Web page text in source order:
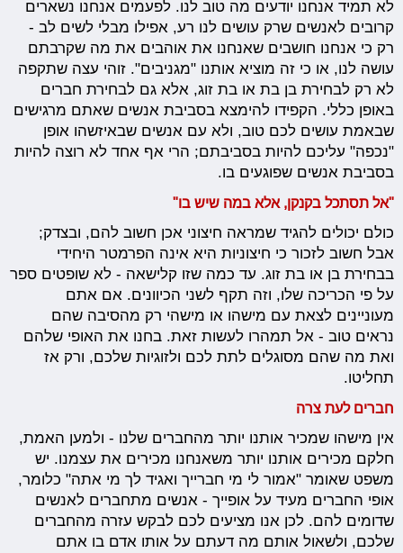
לא תמיד אנחנו יודעים מה טוב לנו. לפעמים אנחנו נשארים
קרובים לאנשים שרק עושים לנו רע, אפילו מבלי לשים לב -
רק כי אנחנו חושבים שאנחנו את אוהבים את מה שקרבתם
עושה לנו, או כי זה מוציא אותנו "מגניבים". זוהי עצה שתקפה
לא רק לבחירת בן בת או בת זוג, אלא גם לבחירת חברים
באופן כללי. הקפידו להימצא בסביבת אנשים שאתם מרגישים
שבאמת עושים לכם טוב, ולא עם אנשים שבאיזשהו אופן
"נכפה" עליכם להיות בסביבתם; הרי אף אחד לא רוצה להיות
בסביבת אנשים שפוגעים בו.
"אל תסתכל בקנקן, אלא במה שיש בו"
כולם יכולים להגיד שמראה חיצוני אכן חשוב להם, ובצדק;
אבל חשוב לזכור כי חיצוניות היא אינה הפרמטר היחידי
בבחירת בן או בת זוג. עד כמה שזו קלישאה - לא שופטים ספר
על פי הכריכה שלו, וזה תקף לשני הכיוונים. אם אתם
מעוניינים לצאת עם מישהו או מישהי רק מהסיבה שהם
נראים טוב - אל תמהרו לעשות זאת. בחנו את האופי שלהם
ואת מה שהם מסוגלים לתת לכם ולזוגיות שלכם, ורק אז
תחליטו.
חברים לעת צרה
אין מישהו שמכיר אותנו יותר מהחברים שלנו - ולמען האמת,
חלקם מכירים אותנו יותר משאנחנו מכירים את עצמנו. יש
משפט שאומר "אמור לי מי חברייך ואגיד לך מי אתה" כלומר,
אופי החברים מעיד על אופייך - אנשים מתחברים לאנשים
שדומים להם. לכן אנו מציעים לכם לבקש עזרה מהחברים
שלכם, ולשאול אותם מה דעתם על אותו אדם בו אתם